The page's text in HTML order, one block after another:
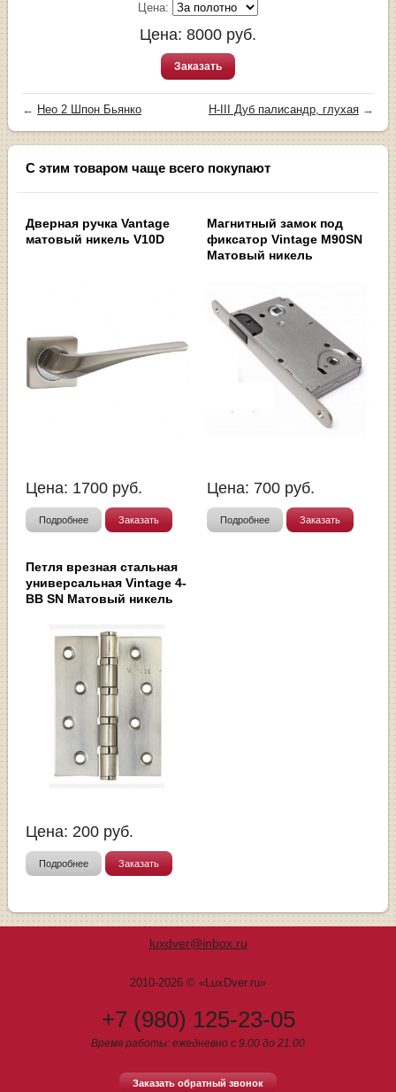
Цена:
Цена: 8000 руб.
Заказать
← Нео 2 Шпон Бьянко H-III Дуб палисандр, глухая→
С этим товаром чаще всего покупают
Дверная ручка Vantage
матовый никель V10D
Цена: 1700 руб.
Подробнее Заказать
Магнитный замок под
фиксатор Vintage M90SN
Матовый никель
Цена: 700 руб.
Подробнее Заказать
Петля врезная стальная
универсальная Vintage 4-
BB SN Матовый никель
Цена: 200 руб.
Подробнее Заказать
luxdver@inbox.ru
2010-2026 © «LuxDver.ru»
+7 (980) 125-23-05
Время работы: ежедневно с 9.00 до 21.00
Заказать обратный звонок